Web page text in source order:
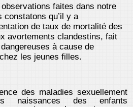
faites dans notre
constatons qu’il y a
de taux de mortalité des
avortements clandestins, fait
à cause de
les jeunes filles.
des maladies sexuellement
naissances des enfants